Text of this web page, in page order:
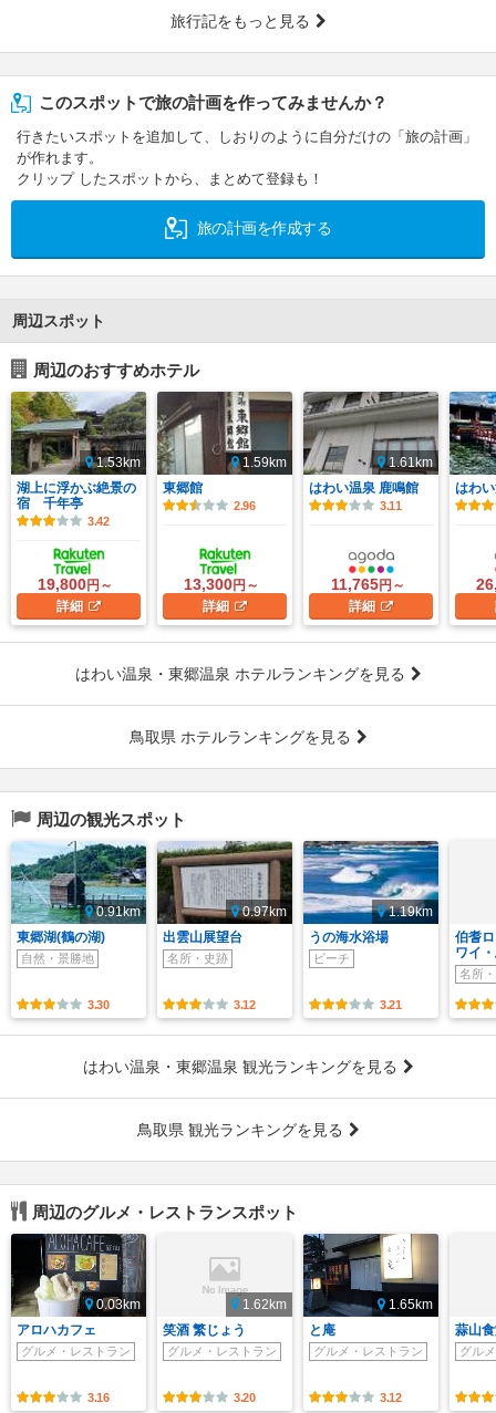
旅行記をもっと見る
このスポットで旅の計画を作ってみませんか？
行きたいスポットを追加して、しおりのように自分だけの「旅の計画」
が作れます。
クリップ したスポットから、まとめて登録も！
旅の計画を作成する
周辺スポット
周辺のおすすめホテル
1.53km
湖上に浮かぶ絶景の
宿 千年亭
3.42
19,800円～
詳細
1.59km
東郷館
2.96
13,300円～
詳細
1.61km
はわい温泉 鹿鳴館
3.11
11,765円～
詳細
はわ
はわい温泉・東郷温泉 ホテルランキングを見る
鳥取県 ホテルランキングを見る
周辺の観光スポット
0.91km
東郷湖(鶴の湖)
自然・景勝地
3.30
0.97km
出雲山展望台
名所・史跡
3.12
1.19km
うの海水浴場
ビーチ
3.21
伯耆
ワイ
名所
はわい温泉・東郷温泉 観光ランキングを見る
鳥取県 観光ランキングを見る
周辺のグルメ・レストランスポット
0.03km
アロハカフェ
グルメ・レストラン
3.16
1.62km
笑酒 繁じょう
グルメ・レストラン
3.20
1.65km
と庵
グルメ・レストラン
3.12
蒜山
グル